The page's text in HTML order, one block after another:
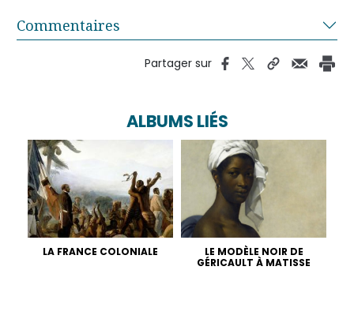
Commentaires
Partager sur
ALBUMS LIÉS
LA FRANCE COLONIALE
LE MODÈLE NOIR DE
GÉRICAULT À MATISSE